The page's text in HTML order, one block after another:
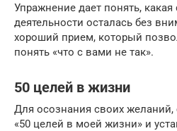
Упражнение дает понять,
деятельности осталась без
хороший прием, который
понять «что с вами не так».
50 целей в жизни
Для осознания своих желаний,
«50 целей в моей жизни» и